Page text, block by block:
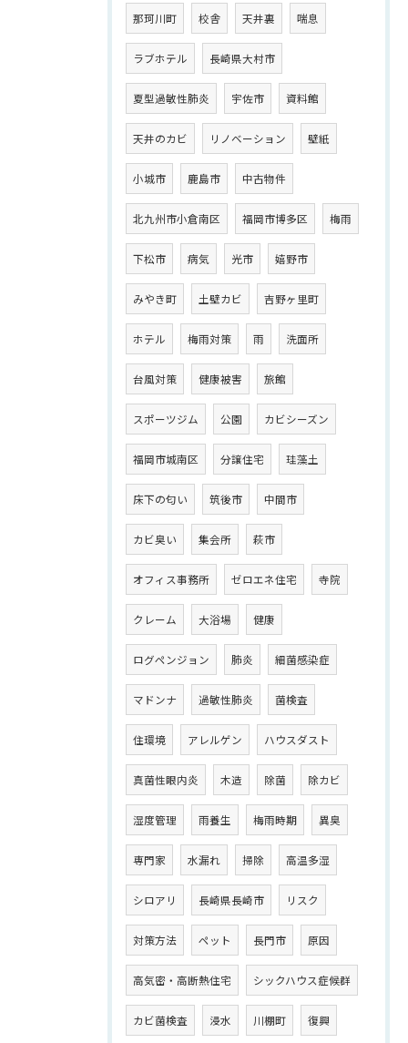
那珂川町 校舎 天井裏 喘息
ラブホテル 長崎県大村市
夏型過敏性肺炎 宇佐市 資料館
天井のカビ リノベーション 壁紙
小城市 鹿島市 中古物件
北九州市小倉南区 福岡市博多区 梅雨
下松市 病気 光市 嬉野市
みやき町 土壁カビ 吉野ヶ里町
ホテル 梅雨対策 雨 洗面所
台風対策 健康被害 旅館
スポーツジム 公園 カビシーズン
福岡市城南区 分譲住宅 珪藻土
床下の匂い 筑後市 中間市
カビ臭い 集会所 萩市
オフィス事務所 ゼロエネ住宅 寺院
クレーム 大浴場 健康
ログペンジョン 肺炎 細菌感染症
マドンナ 過敏性肺炎 菌検査
住環境 アレルゲン ハウスダスト
真菌性眼内炎 木造 除菌 除カビ
湿度管理 雨養生 梅雨時期 異臭
専門家 水漏れ 掃除 高温多湿
シロアリ 長崎県長崎市 リスク
対策方法 ペット 長門市 原因
高気密・高断熱住宅 シックハウス症候群
カビ菌検査 浸水 川棚町 復興